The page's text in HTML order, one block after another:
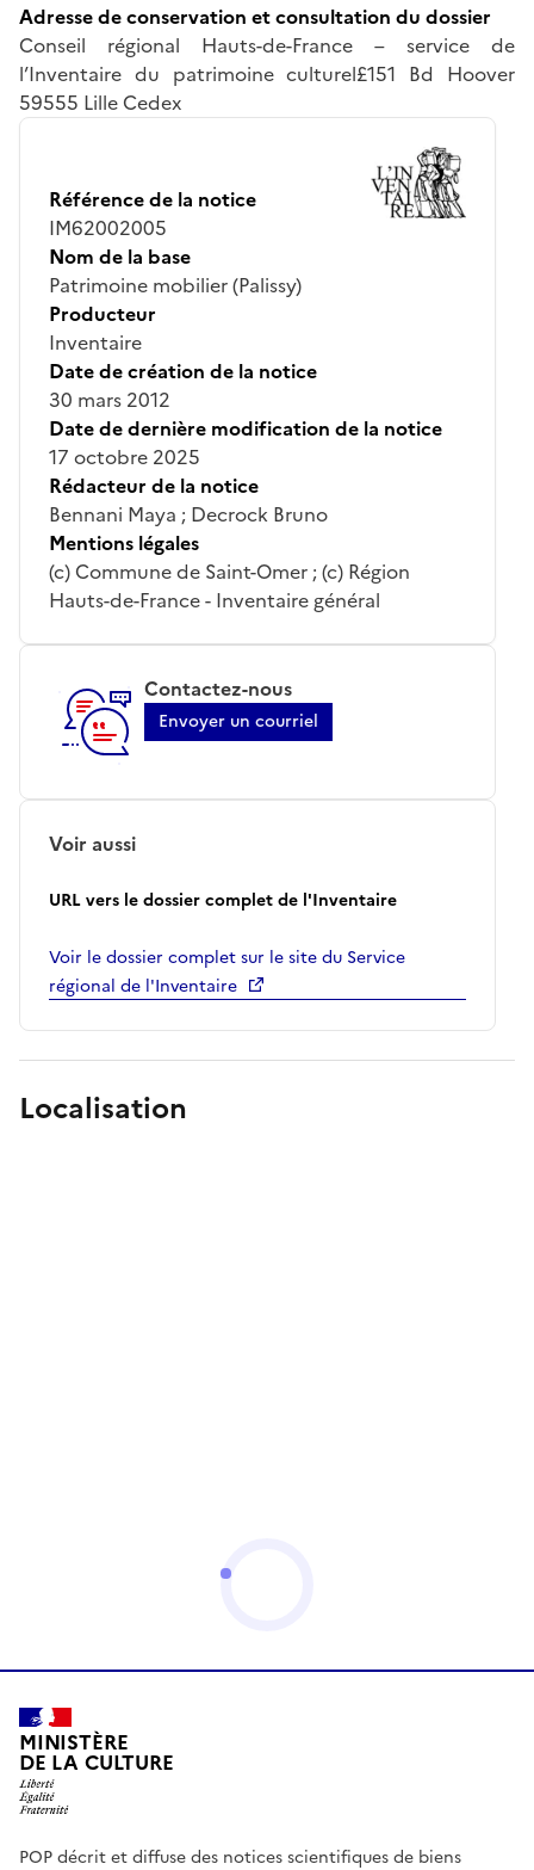
Adresse de conservation et consultation du dossier
Conseil régional Hauts-de-France – service de
l’Inventaire du patrimoine culturel£151 Bd Hoover
59555 Lille Cedex
Référence de la notice
IM62002005
Nom de la base
Patrimoine mobilier (Palissy)
Producteur
Inventaire
Date de création de la notice
30 mars 2012
Date de dernière modification de la notice
17 octobre 2025
Rédacteur de la notice
Bennani Maya ; Decrock Bruno
Mentions légales
(c) Commune de Saint-Omer ; (c) Région
Hauts-de-France - Inventaire général
Contactez-nous
Envoyer un courriel
Voir aussi
URL vers le dossier complet de l'Inventaire
Voir le dossier complet sur le site du Service
régional de l'Inventaire
Localisation
MINISTÈRE
DE LA CULTURE
POP décrit et diffuse des notices scientifiques de biens